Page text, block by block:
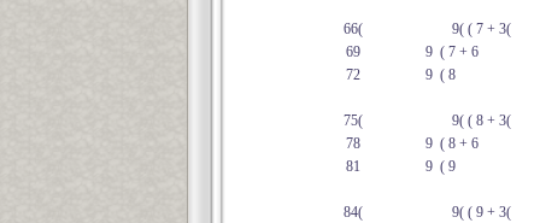
66(
9( ( 7 + 3(
69
9 ( 7 + 6
72
9 ( 8
75(
9( ( 8 + 3(
78
9 ( 8 + 6
81
9 ( 9
84(
9( ( 9 + 3(